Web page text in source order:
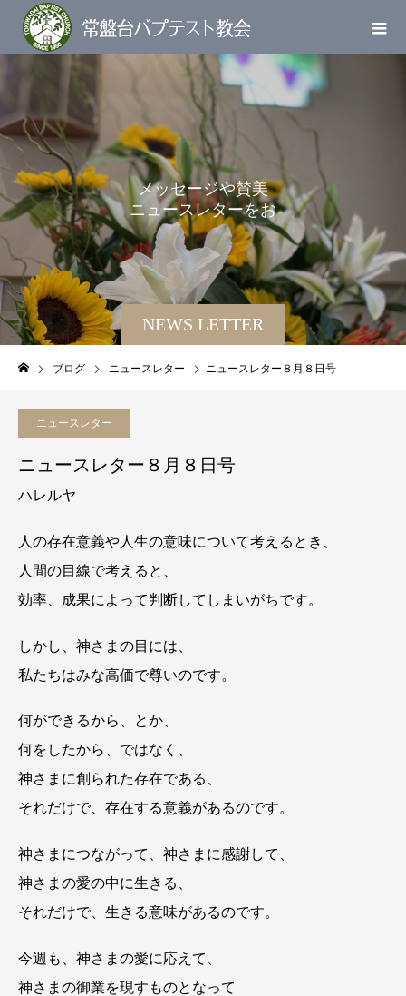
NEWS LETTER
メッセージや賛美
ニュースレターをお届けします
ブログ ニュースレター ニュースレター８月８日号
ニュースレター
ニュースレター８月８日号
ハレルヤ
人の存在意義や人生の意味について考えるとき、
人間の目線で考えると、
効率、成果によって判断してしまいがちです。
しかし、神さまの目には、
私たちはみな高価で尊いのです。
何ができるから、とか、
何をしたから、ではなく、
神さまに創られた存在である、
それだけで、存在する意義があるのです。
神さまにつながって、神さまに感謝して、
神さまの愛の中に生きる、
それだけで、生きる意味があるのです。
今週も、神さまの愛に応えて、
神さまの御業を現すものとなって